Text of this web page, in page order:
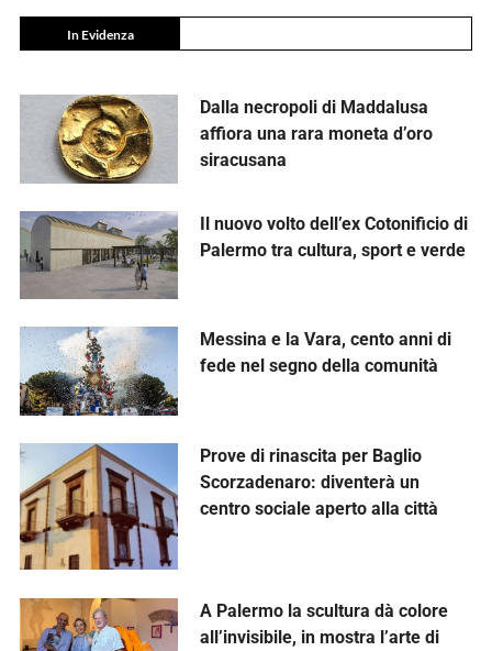
In Evidenza
Dalla necropoli di Maddalusa
affiora una rara moneta d’oro
siracusana
Il nuovo volto dell’ex Cotonificio di
Palermo tra cultura, sport e verde
Messina e la Vara, cento anni di
fede nel segno della comunità
Prove di rinascita per Baglio
Scorzadenaro: diventerà un
centro sociale aperto alla città
A Palermo la scultura dà colore
all’invisibile, in mostra l’arte di